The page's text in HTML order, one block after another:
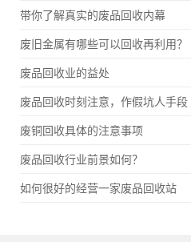
带你了解真实的废品回收内幕
废旧金属有哪些可以回收再利用？
废品回收业的益处
废品回收时刻注意，作假坑人手段
废铜回收具体的注意事项
废品回收行业前景如何？
如何很好的经营一家废品回收站